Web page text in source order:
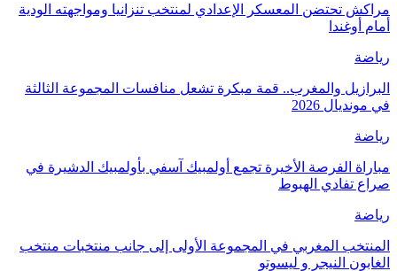
مراكش تحتضن المعسكر الإعدادي لمنتخب تنزانيا ومواجهته الودية
أمام أوغندا
رياضة
البرازيل والمغرب.. قمة مبكرة تشعل منافسات المجموعة الثالثة
في مونديال 2026
رياضة
مباراة الفرصة الأخيرة تجمع أولمبيك آسفي بأولمبيك الدشيرة في
صراع تفادي الهبوط
رياضة
المنتخب المغربي في المجموعة الأولى إلى جانب منتخبات منتخب
الغابون النيجر و ليسوتو